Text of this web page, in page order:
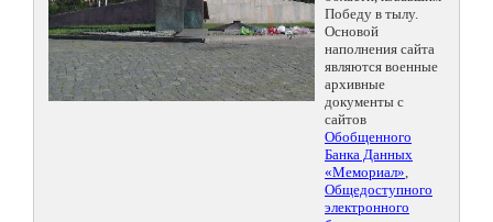
Победу в тылу.
Основой
наполнения сайта
являются военные
архивные
документы с
сайтов
Обобщенного
Банка Данных
«Мемориал»,
Общедоступного
электронного